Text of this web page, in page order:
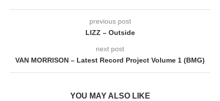
previous post
LIZZ – Outside
next post
VAN MORRISON – Latest Record Project Volume 1 (BMG)
YOU MAY ALSO LIKE